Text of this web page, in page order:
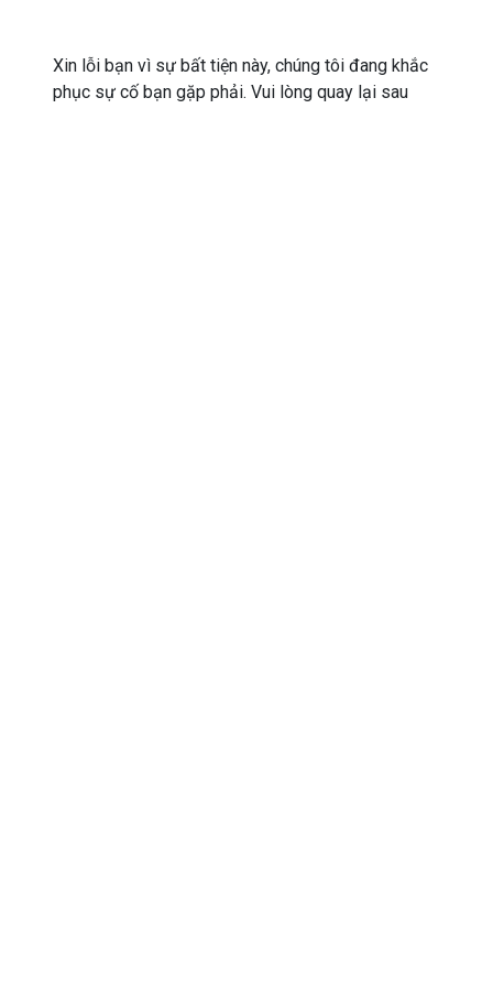
Xin lỗi bạn vì sự bất tiện này, chúng tôi đang khắc
phục sự cố bạn gặp phải. Vui lòng quay lại sau